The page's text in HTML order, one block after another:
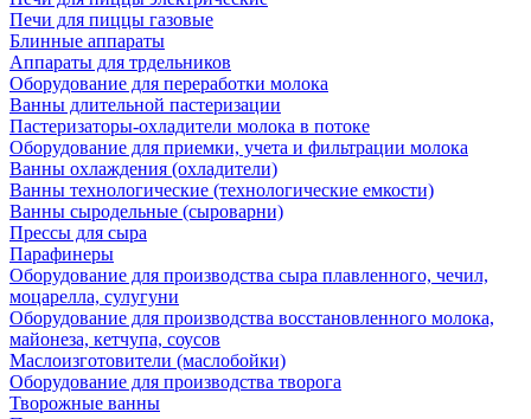
Печи для пиццы газовые
Блинные аппараты
Аппараты для трдельников
Оборудование для переработки молока
Ванны длительной пастеризации
Пастеризаторы-охладители молока в потоке
Оборудование для приемки, учета и фильтрации молока
Ванны охлаждения (охладители)
Ванны технологические (технологические емкости)
Ванны сыродельные (сыроварни)
Прессы для сыра
Парафинеры
Оборудование для производства сыра плавленного, чечил,
моцарелла, сулугуни
Оборудование для производства восстановленного молока,
майонеза, кетчупа, соусов
Маслоизготовители (маслобойки)
Оборудование для производства творога
Творожные ванны